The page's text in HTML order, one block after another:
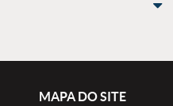
MAPA DO SITE